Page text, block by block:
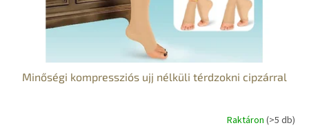
Minőségi kompressziós ujj nélküli térdzokni cipzárral
Raktáron (>5 db)